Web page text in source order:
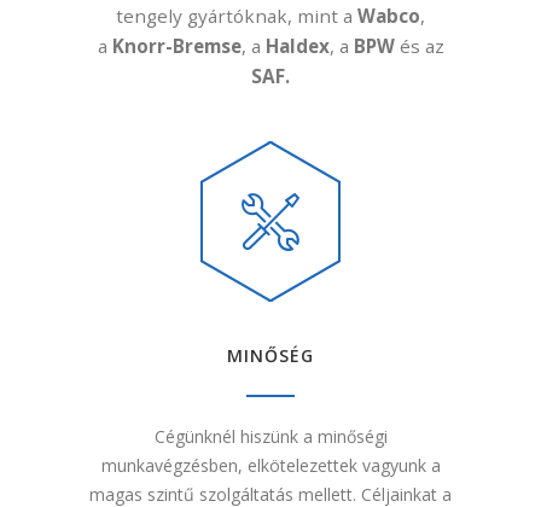
tengely gyártóknak, mint a Wabco,
a Knorr-Bremse, a Haldex, a BPW és az
SAF.
MINŐSÉG
Cégünknél hiszünk a minőségi
munkavégzésben, elkötelezettek vagyunk a
magas szintű szolgáltatás mellett. Céljainkat a